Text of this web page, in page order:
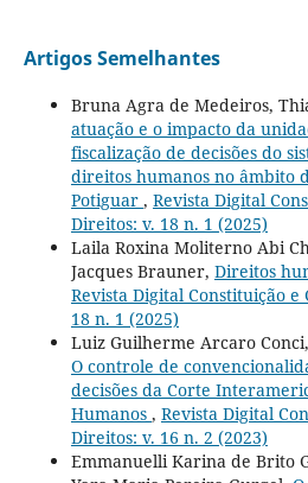
Artigos Semelhantes
Bruna Agra de Medeiros,
atuação e o impacto da
fiscalização de decisões do
direitos humanos no âmbito
Potiguar , Revista Digital
Direitos: v. 18 n. 1 (2025)
Laila Roxina Moliterno Abi
Jacques Brauner, Direitos
Revista Digital Constituição
18 n. 1 (2025)
Luiz Guilherme Arcaro
O controle de
decisões da Corte
Humanos , Revista Digital
Direitos: v. 16 n. 2 (2023)
Emmanuelli Karina de Brito